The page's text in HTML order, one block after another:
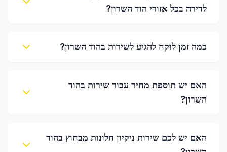
לדירה בכל אזורי הוד השרון?
כמה זמן לוקח להגיע לשירות בהוד השרון?
האם יש תוספת מחיר עבור שירות בהוד
השרון?
האם יש לכם שירות ניקיון חלונות מבחוץ בהוד